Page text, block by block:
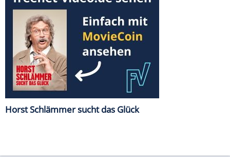
Horst Schlämmer sucht das Glück